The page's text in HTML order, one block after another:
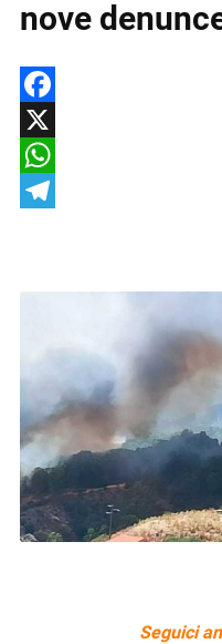
nove
Facebook
X
WhatsApp
Seguici